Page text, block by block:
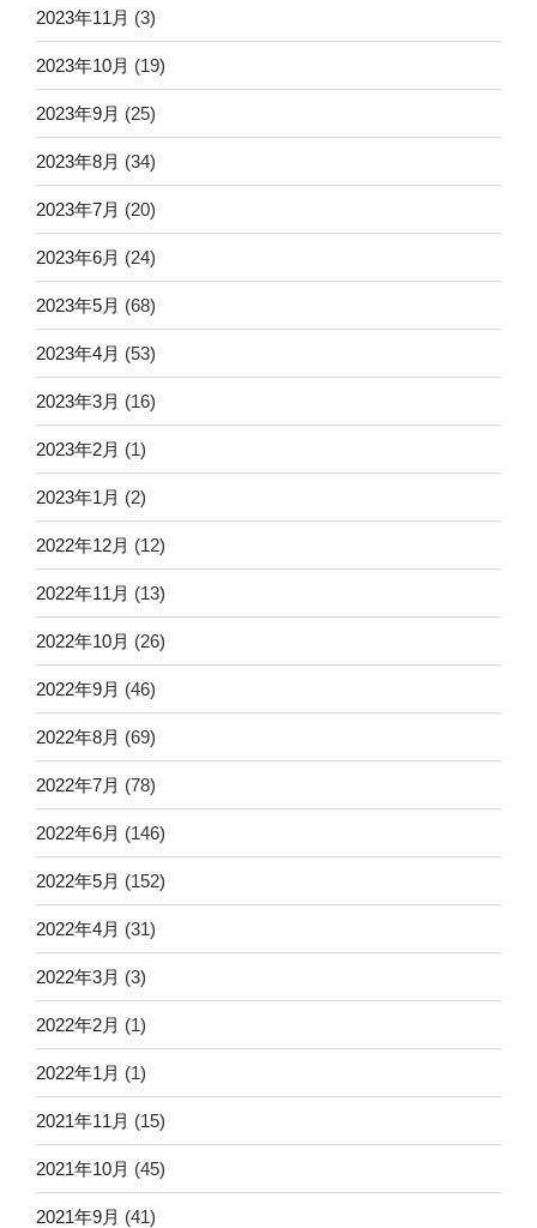
2023年11月 (3)
2023年10月 (19)
2023年9月 (25)
2023年8月 (34)
2023年7月 (20)
2023年6月 (24)
2023年5月 (68)
2023年4月 (53)
2023年3月 (16)
2023年2月 (1)
2023年1月 (2)
2022年12月 (12)
2022年11月 (13)
2022年10月 (26)
2022年9月 (46)
2022年8月 (69)
2022年7月 (78)
2022年6月 (146)
2022年5月 (152)
2022年4月 (31)
2022年3月 (3)
2022年2月 (1)
2022年1月 (1)
2021年11月 (15)
2021年10月 (45)
2021年9月 (41)